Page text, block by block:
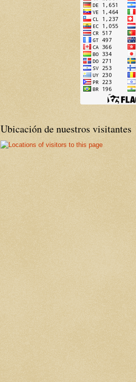
Ubicación de nuestros visitantes